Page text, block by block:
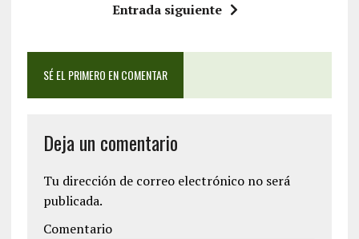
Entrada siguiente
SÉ EL PRIMERO EN COMENTAR
Deja un comentario
Tu dirección de correo electrónico no será
publicada.
Comentario